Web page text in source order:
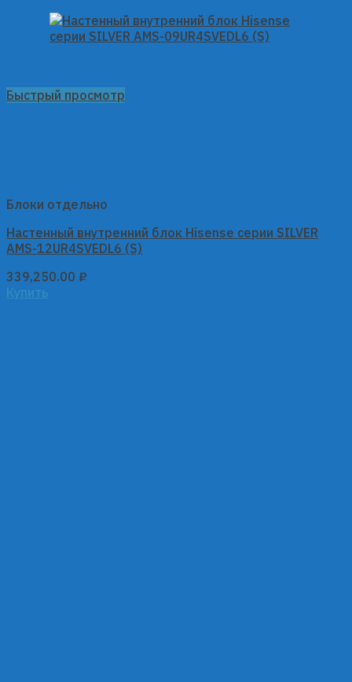
Быстрый просмотр
Блоки отдельно
Настенный внутренний блок Hisense серии SILVER
AMS-12UR4SVEDL6 (S)
339,250.00 ₽
Купить